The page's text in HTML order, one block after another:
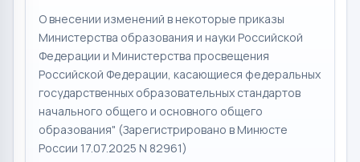
О внесении изменений в некоторые приказы
Министерства образования и науки Российской
Федерации и Министерства просвещения
Российской Федерации, касающиеся федеральных
государственных образовательных стандартов
начального общего и основного общего
образования" (Зарегистрировано в Минюсте
России 17.07.2025 N 82961)